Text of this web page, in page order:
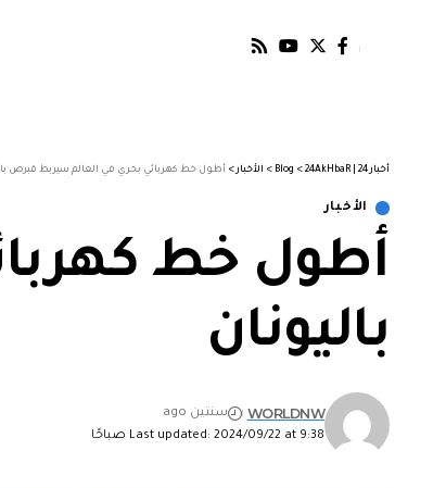
أخبار 24 | 24AkHbaR >
Blog
> الأخبار > أطول خط كهربائي بحري في العالم سيربط قبرص
الأخبار
أطول خط
باليونان
Last updated: 2024/09/22 at 9:38 صباحًا
WORLDNW
سنتين ago